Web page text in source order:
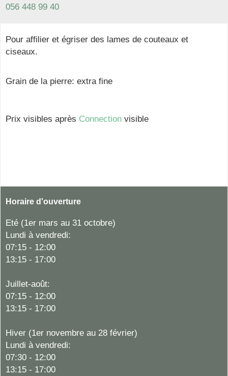
056 448 99 40
Pour affilier et égriser des lames de couteaux et
ciseaux.
Grain de la pierre: extra fine
Prix visibles après Connection visible
Horaire d'ouverture
Eté (1er mars au 31 octobre)
Lundi à vendredi:
07:15 - 12:00
13:15 - 17:00
Juillet-août:
07:15 - 12:00
13:15 - 17:00
Hiver (1er novembre au 28 février)
Lundi à vendredi:
07:30 - 12:00
13:15 - 17:00